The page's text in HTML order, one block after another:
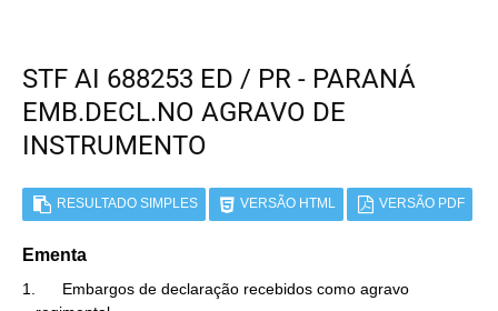
STF AI 688253 ED / PR - PARANÁ
EMB.DECL.NO AGRAVO DE
INSTRUMENTO
RESULTADO SIMPLES VERSÃO HTML VERSÃO PDF
Ementa
1.      Embargos de declaração recebidos como agravo